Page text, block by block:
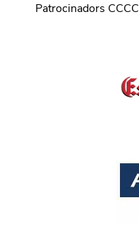
Patrocinadors CCCC